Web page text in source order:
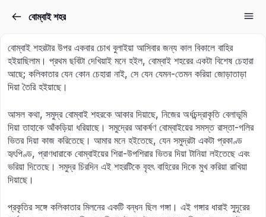
বোম্বাই শহর
বোম্বাই শহরটার উপর একবার চোখ বুলাইয়া আসিবার জন্য কাল বিকালে বাহির
হইয়াছিলাম। প্রথম ছবিটা দেখিয়াই মনে হইল, বোম্বাই শহরের একটা বিশেষ চেহারা
আছে; কলিকাতার যেন কোন চেহারা নাই, সে যেন যেমন-তেমন করিয়া জোড়াতাড়া
দিয়া তৈরি হইয়াছে।
আসল কথা, সমুদ্র বোম্বাই শহরকে আকার দিয়াছে, নিজের অর্ধচন্দ্রাকৃতি বেলাভূমি
দিয়া তাহাকে আঁকড়িয়া ধরিয়াছে। সমুদ্রের আকর্ষণ বোম্বাইয়ের সমস্ত রাস্তা-গলির
ভিতর দিয়া কাজ করিতেছে। আমার মনে হইতেছে, যেন সমুদ্রটা একটা প্রকাণ্ড
হৃৎপিণ্ড, প্রাণধারাকে বোম্বাইয়ের শিরা-উপশিরার ভিতর দিয়া টানিয়া লইতেছে এবং
ভরিয়া দিতেছে। সমুদ্র চিরদিন এই শহরটিকে বৃহৎ বাহিরের দিকে মুখ করিয়া রাখিয়া
দিয়াছে।
প্রকৃতির সঙ্গে কলিকাতার মিলনের একটি বন্ধন ছিল গঙ্গা। এই গঙ্গার ধারাই সুদূরের
Sign in
Don’t have an account? Sign up
Remember me Lost your password?